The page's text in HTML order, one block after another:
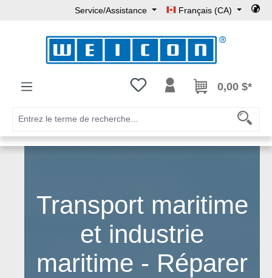
Passer au contenu principal
Service/Assistance Français (CA)
Vous avez 0 articles dans votre
0,00 $*
Transport maritime
et industrie
maritime - Réparer